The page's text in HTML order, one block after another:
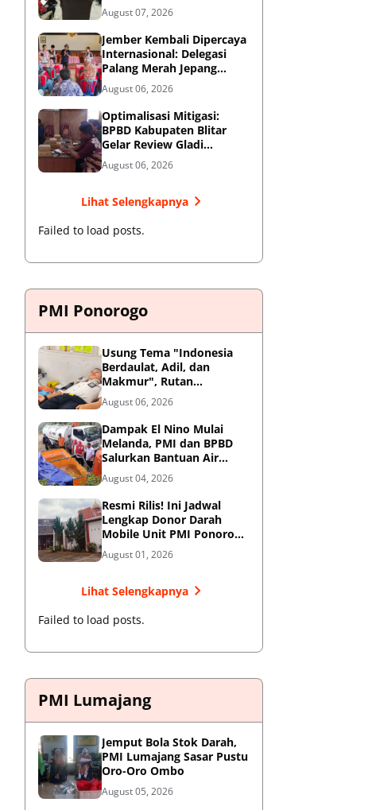
August 07, 2026
Jember Kembali Dipercaya
Internasional: Delegasi
Palang Merah Jepang
Perkuat Kesiapsiagaan
Bencana di Kawasan
Pesisir dan Sekolah
August 06, 2026
Optimalisasi Mitigasi:
BPBD Kabupaten Blitar
Gelar Review Gladi
Kontinjensi Erupsi Gunung
Kelud
August 06, 2026
Lihat Selengkapnya
Failed to load posts.
PMI Ponorogo
Usung Tema "Indonesia
Berdaulat, Adil, dan
Makmur", Rutan
Ponorogo Gelar Donor
Darah Kemanusiaan
Sambut HUT RI ke-81
August 06, 2026
Dampak El Nino Mulai
Melanda, PMI dan BPBD
Salurkan Bantuan Air
Bersih ke Desa Terdampak
di Ponorogo
August 04, 2026
Resmi Rilis! Ini Jadwal
Lengkap Donor Darah
Mobile Unit PMI Ponorogo
Agustus 2026
August 01, 2026
Lihat Selengkapnya
Failed to load posts.
PMI Lumajang
Jemput Bola Stok Darah,
PMI Lumajang Sasar Pustu
Oro-Oro Ombo
August 05, 2026